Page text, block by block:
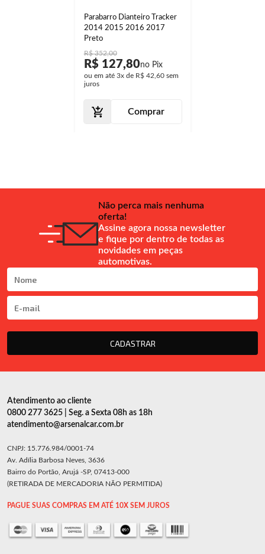
Parabarro Dianteiro Tracker
2014 2015 2016 2017
Preto
R$ 352,00
R$ 127,80
ou em até 3xde R$ 42,60sem
juros
Comprar
Não perca mais nenhuma
oferta!
Assine agora nossa newsletter
e fique por dentro de todas as
novidades em peças
automotivas.
CADASTRAR
Atendimento ao cliente
0800 277 3625 | Seg. a Sexta 08h as 18h
atendimento@arsenalcar.com.br
CNPJ: 15.776.984/0001-74
Av. Adília Barbosa Neves, 3636
Bairro do Portão, Arujá -SP, 07413-000
(RETIRADA DE MERCADORIA NÃO PERMITIDA)
PAGUE SUAS COMPRAS EM ATÉ 10X SEM JUROS